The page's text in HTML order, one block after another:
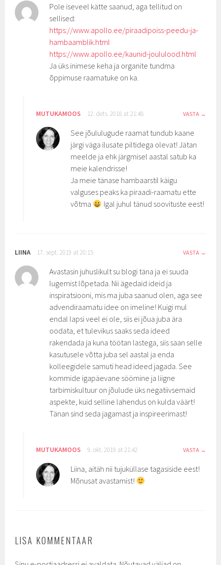
Pole iseveel kätte saanud, aga tellitud on
sellised:
https://www.apollo.ee/piraadipoiss-peedu-ja-
hambaamblik.html
https://www.apollo.ee/kaunid-joululood.html
Ja üks inimese keha ja organite tundma
õppimuse raamatuke on ka.
MUTUKAMOOS 12. dets. 2018 at 21:48 VASTA
See jõululugude raamat tundub kaane
järgi väga ilusate piltidega olevat! Jätan
meelde ja ehk järgmisel aastal satub ka
meie kalendrisse!
Ja meie tänase hambaarstil käigu
valguses peaks ka piraadi-raamatu ette
võtma
Igal juhul tänud soovituste eest!
LIINA 17. sept. 2019 at 20:15 VASTA
Avastasin juhuslikult su blogi täna ja ei suuda
lugemist lõpetada. Nii ägedaid ideid ja
inspiratsiooni, mis ma juba saanud olen, aga see
advendiraamatu idee on imeline! Kuigi mul
endal lapsi veel ei ole, siis ei jõua juba ära
oodata, et tulevikus saaks seda ideed
rakendada ja kuna töötan lastega, siis saan selle
kasutusele võtta juba sel aastal ja enda
kolleegidele samuti head ideed jagada. See
kommide igapäevane söömine ja liigne
tarbimiskultuur on jõulude üks negatiivsemaid
aspekte, kuid selline lahendus on kulda väärt!
Tänan sind seda jagamast ja inspireerimast!
MUTUKAMOOS 9. okt. 2019 at 21:42 VASTA
Liina, aitäh nii tujuküllase tagasiside eest!
Mõnusat avastamist!
LISA KOMMENTAAR